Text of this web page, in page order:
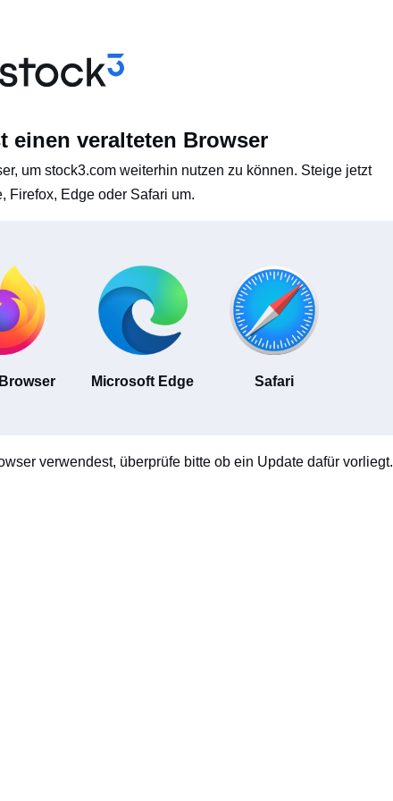
einen veralteten Browser
um stock3.com weiterhin nutzen zu können. Steige jetzt
Firefox, Edge oder Safari um.
Microsoft Edge Safari
verwendest, überprüfe bitte ob ein Update dafür vorliegt.